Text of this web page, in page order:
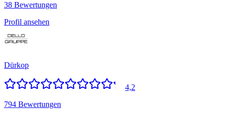
38 Bewertungen
Profil ansehen
Dürkop
4,2
794 Bewertungen